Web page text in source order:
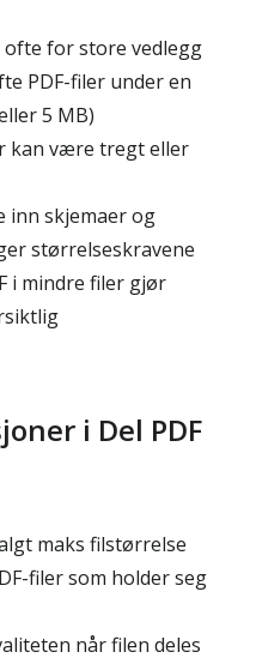
ofte for store vedlegg
PDF-filer under en
5 MB)
kan være tregt eller
inn skjemaer og
størrelseskravene
i mindre filer gjør
i Del PDF
maks filstørrelse
filer som holder seg
når filen deles